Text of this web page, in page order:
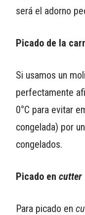
será el adorno
Picado de la
Si usamos un
perfectamente
0°C para evitar
congelada) por
congelados.
Picado en cutter
Para picado en